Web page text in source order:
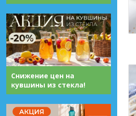
Снижение цен на
кувшины из стекла!